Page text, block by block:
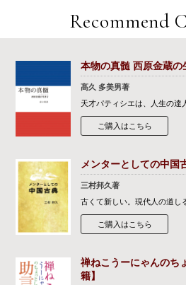
Recommend
本物の真髄 西原金蔵の
髙久 多美男著
天才パティシエは、人生の達
ご購入はこちら
メンターとしての中国
三村邦久著
古くて新しい。現代人の道し
ご購入はこちら
禅ねこうーにゃんのち
籍】